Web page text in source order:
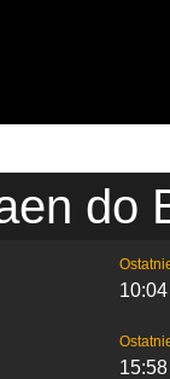
do
10:04
15:58